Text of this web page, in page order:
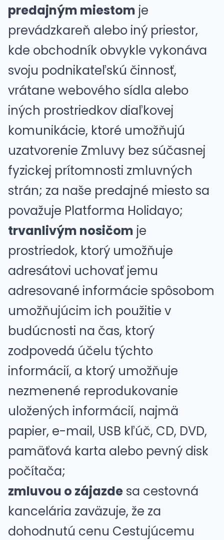
predajným miestom je
prevádzkareň alebo iný priestor,
kde obchodník obvykle vykonáva
svoju podnikateľskú činnosť,
vrátane webového sídla alebo
iných prostriedkov diaľkovej
komunikácie, ktoré umožňujú
uzatvorenie Zmluvy bez súčasnej
fyzickej prítomnosti zmluvných
strán; za naše predajné miesto sa
považuje Platforma Holidayo;
trvanlivým nosičom je
prostriedok, ktorý umožňuje
adresátovi uchovať jemu
adresované informácie spôsobom
umožňujúcim ich použitie v
budúcnosti na čas, ktorý
zodpovedá účelu týchto
informácií, a ktorý umožňuje
nezmenené reprodukovanie
uložených informácií, najmä
papier, e-mail, USB kľúč, CD, DVD,
pamäťová karta alebo pevný disk
počítača;
zmluvou o zájazde sa cestovná
kancelária zaväzuje, že za
dohodnutú cenu Cestujúcemu